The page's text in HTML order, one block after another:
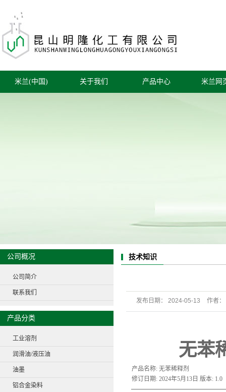
米兰(中国) 关于我们 产品中心 米兰网
公司概况
公司简介
联系我们
产品分类
工业溶剂
润滑油/液压油
油墨
铝合金染料
技术知识
发布日期： 2024-05-13 作者：
operate=/3 decimal=1}
无苯
产品名称: 无苯稀释剂
修订日期: 2024年5月13日 版本: 1.0